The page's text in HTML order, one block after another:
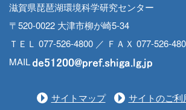
滋賀県琵琶湖環境科学研究センター
〒520-0022 大津市柳が崎5-34
ＴＥＬ 077-526-4800 ／ ＦＡＸ 077-526-
MAIL
サイトマップ サイトのご利